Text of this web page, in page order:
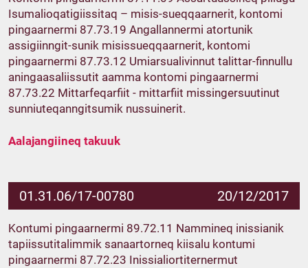
Isumalioqatigiissitaq – misis-sueqqaarnerit, kontomi
pingaarnermi 87.73.19 Angallannermi atortunik
assigiinngit-sunik misissueqqaarnerit, kontomi
pingaarnermi 87.73.12 Umiarsualivinnut talittar-finnullu
aningaasaliissutit aamma kontomi pingaarnermi
87.73.22 Mittarfeqarfiit - mittarfiit missingersuutinut
sunniuteqanngitsumik nussuinerit.
Aalajangiineq takuuk
01.31.06/17-00780 20/12/2017
Kontumi pingaarnermi 89.72.11 Nammineq inissianik
tapiissutitalimmik sanaartorneq kiisalu kontumi
pingaarnermi 87.72.23 Inissialiortiternermut